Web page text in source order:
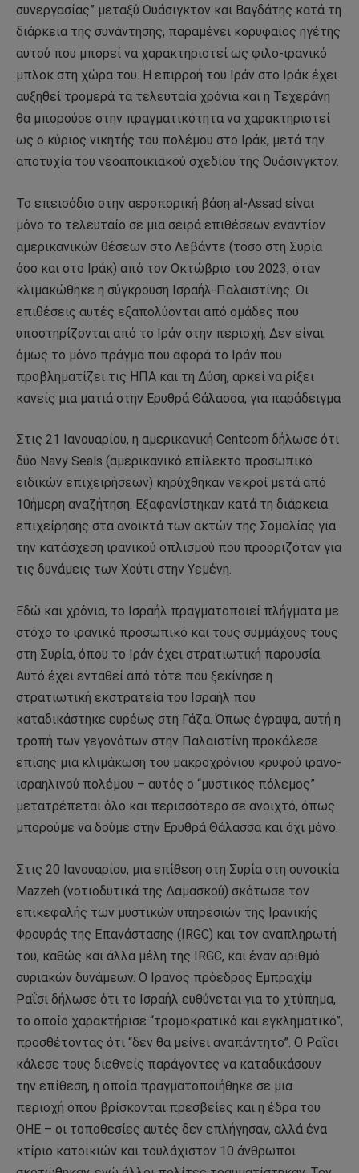
συνεργασίας” μεταξύ Ουάσιγκτον και Βαγδάτης κατά τη
διάρκεια της συνάντησης, παραμένει κορυφαίος ηγέτης
αυτού που μπορεί να χαρακτηριστεί ως φιλο-ιρανικό
μπλοκ στη χώρα του. Η επιρροή του Ιράν στο Ιράκ έχει
αυξηθεί τρομερά τα τελευταία χρόνια και η Τεχεράνη
θα μπορούσε στην πραγματικότητα να χαρακτηριστεί
ως ο κύριος νικητής του πολέμου στο Ιράκ, μετά την
αποτυχία του νεοαποικιακού σχεδίου της Ουάσινγκτον.
Το επεισόδιο στην αεροπορική βάση al-Assad είναι
μόνο το τελευταίο σε μια σειρά επιθέσεων εναντίον
αμερικανικών θέσεων στο Λεβάντε (τόσο στη Συρία
όσο και στο Ιράκ) από τον Οκτώβριο του 2023, όταν
κλιμακώθηκε η σύγκρουση Ισραήλ-Παλαιστίνης. Οι
επιθέσεις αυτές εξαπολύονται από ομάδες που
υποστηρίζονται από το Ιράν στην περιοχή. Δεν είναι
όμως το μόνο πράγμα που αφορά το Ιράν που
προβληματίζει τις ΗΠΑ και τη Δύση, αρκεί να ρίξει
κανείς μια ματιά στην Ερυθρά Θάλασσα, για παράδειγμα
Στις 21 Ιανουαρίου, η αμερικανική Centcom δήλωσε ότι
δύο Navy Seals (αμερικανικό επίλεκτο προσωπικό
ειδικών επιχειρήσεων) κηρύχθηκαν νεκροί μετά από
10ήμερη αναζήτηση. Εξαφανίστηκαν κατά τη διάρκεια
επιχείρησης στα ανοικτά των ακτών της Σομαλίας για
την κατάσχεση ιρανικού οπλισμού που προοριζόταν για
τις δυνάμεις των Χούτι στην Υεμένη.
Εδώ και χρόνια, το Ισραήλ πραγματοποιεί πλήγματα με
στόχο το ιρανικό προσωπικό και τους συμμάχους τους
στη Συρία, όπου το Ιράν έχει στρατιωτική παρουσία.
Αυτό έχει ενταθεί από τότε που ξεκίνησε η
στρατιωτική εκστρατεία του Ισραήλ που
καταδικάστηκε ευρέως στη Γάζα. Όπως έγραψα, αυτή η
τροπή των γεγονότων στην Παλαιστίνη προκάλεσε
επίσης μια κλιμάκωση του μακροχρόνιου κρυφού ιρανο-
ισραηλινού πολέμου – αυτός ο “μυστικός πόλεμος”
μετατρέπεται όλο και περισσότερο σε ανοιχτό, όπως
μπορούμε να δούμε στην Ερυθρά Θάλασσα και όχι μόνο.
Στις 20 Ιανουαρίου, μια επίθεση στη Συρία στη συνοικία
Mazzeh (νοτιοδυτικά της Δαμασκού) σκότωσε τον
επικεφαλής των μυστικών υπηρεσιών της Ιρανικής
Φρουράς της Επανάστασης (IRGC) και τον αναπληρωτή
του, καθώς και άλλα μέλη της IRGC, και έναν αριθμό
συριακών δυνάμεων. Ο Ιρανός πρόεδρος Εμπραχίμ
Ραΐσι δήλωσε ότι το Ισραήλ ευθύνεται για το χτύπημα,
το οποίο χαρακτήρισε “τρομοκρατικό και εγκληματικό”,
προσθέτοντας ότι “δεν θα μείνει αναπάντητο”. Ο Ραΐσι
κάλεσε τους διεθνείς παράγοντες να καταδικάσουν
την επίθεση, η οποία πραγματοποιήθηκε σε μια
περιοχή όπου βρίσκονται πρεσβείες και η έδρα του
ΟΗΕ – οι τοποθεσίες αυτές δεν επλήγησαν, αλλά ένα
κτίριο κατοικιών και τουλάχιστον 10 άνθρωποι